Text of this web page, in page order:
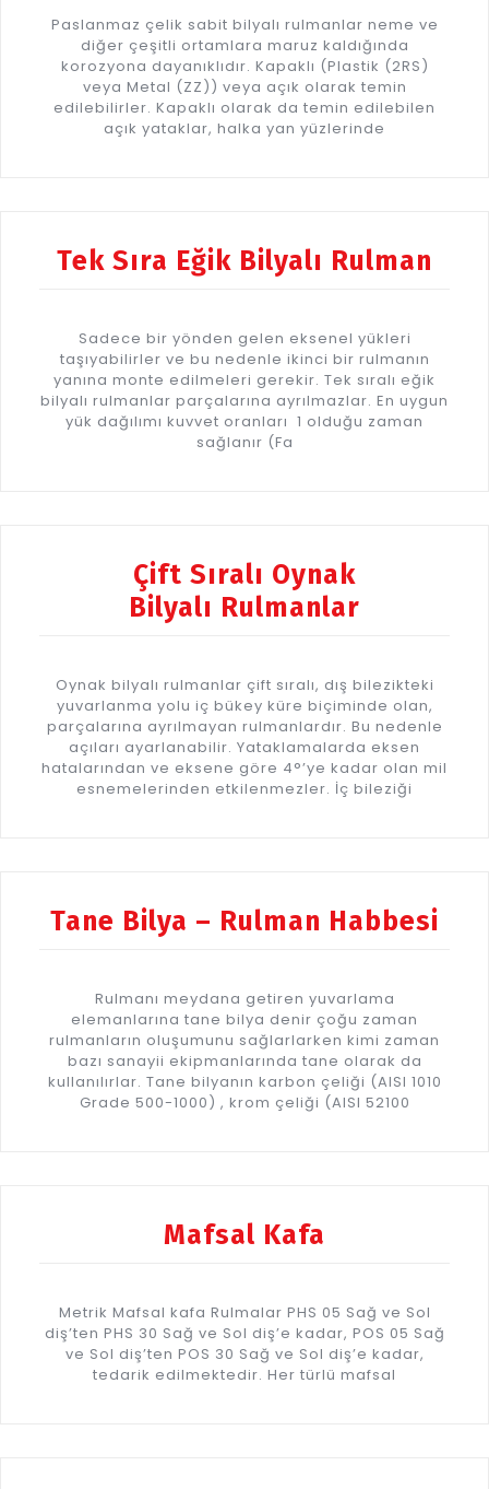
Paslanmaz çelik sabit bilyalı rulmanlar neme ve
diğer çeşitli ortamlara maruz kaldığında
korozyona dayanıklıdır. Kapaklı (Plastik (2RS)
veya Metal (ZZ)) veya açık olarak temin
edilebilirler. Kapaklı olarak da temin edilebilen
açık yataklar, halka yan yüzlerinde
Tek Sıra Eğik Bilyalı Rulman
Sadece bir yönden gelen eksenel yükleri
taşıyabilirler ve bu nedenle ikinci bir rulmanın
yanına monte edilmeleri gerekir. Tek sıralı eğik
bilyalı rulmanlar parçalarına ayrılmazlar. En uygun
yük dağılımı kuvvet oranları 1 olduğu zaman
sağlanır (Fa
Çift Sıralı Oynak
Bilyalı Rulmanlar
Oynak bilyalı rulmanlar çift sıralı, dış bilezikteki
yuvarlanma yolu iç bükey küre biçiminde olan,
parçalarına ayrılmayan rulmanlardır. Bu nedenle
açıları ayarlanabilir. Yataklamalarda eksen
hatalarından ve eksene göre 4°’ye kadar olan mil
esnemelerinden etkilenmezler. İç bileziği
Tane Bilya – Rulman Habbesi
Rulmanı meydana getiren yuvarlama
elemanlarına tane bilya denir çoğu zaman
rulmanların oluşumunu sağlarlarken kimi zaman
bazı sanayii ekipmanlarında tane olarak da
kullanılırlar. Tane bilyanın karbon çeliği (AISI 1010
Grade 500-1000) , krom çeliği (AISI 52100
Mafsal Kafa
Metrik Mafsal kafa Rulmalar PHS 05 Sağ ve Sol
diş’ten PHS 30 Sağ ve Sol diş’e kadar, POS 05 Sağ
ve Sol diş’ten POS 30 Sağ ve Sol diş’e kadar,
tedarik edilmektedir. Her türlü mafsal